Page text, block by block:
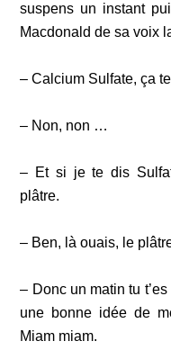
suspens un instant
Macdonald de sa voix
– Calcium Sulfate, ça
– Non, non …
– Et si je te dis
plâtre.
– Ben, là ouais, le
– Donc un matin tu
une bonne idée de
Miam miam.